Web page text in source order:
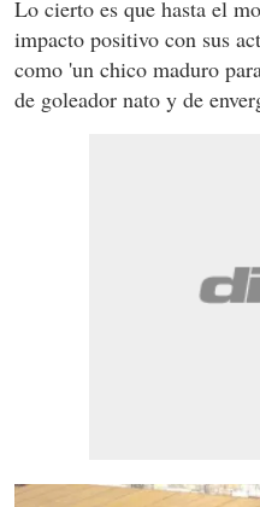
Lo cierto es que hasta el
impacto positivo con sus
como 'un chico maduro
de goleador nato y de